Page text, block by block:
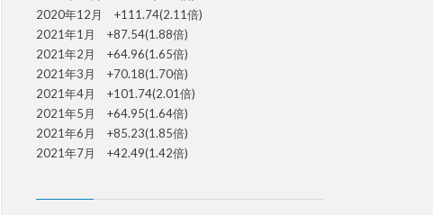
2020年12月 +111.74(2.11倍)
2021年1月 +87.54(1.88倍)
2021年2月 +64.96(1.65倍)
2021年3月 +70.18(1.70倍)
2021年4月 +101.74(2.01倍)
2021年5月 +64.95(1.64倍)
2021年6月 +85.23(1.85倍)
2021年7月 +42.49(1.42倍)